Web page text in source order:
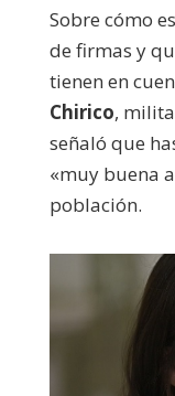
Sobre cómo
de firmas y
tienen en
Chirico,
señaló que
«muy buena
población.